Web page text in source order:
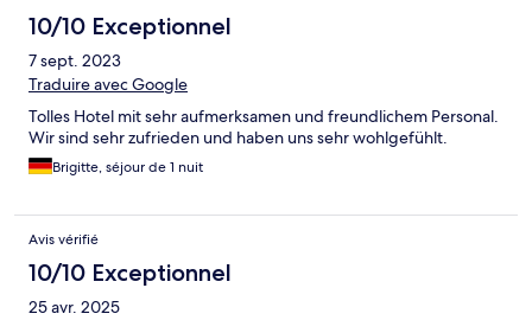
10/10 Exceptionnel
7 sept. 2023
Traduire avec Google
Tolles Hotel mit sehr aufmerksamen und freundlichem Personal.
Wir sind sehr zufrieden und haben uns sehr wohlgefühlt.
Brigitte, séjour de 1 nuit
Avis vérifié
10/10 Exceptionnel
25 avr. 2025